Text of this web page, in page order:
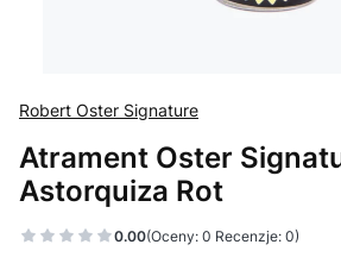
Robert Oster Signature
Atrament Oster
Astorquiza Rot
0.00(Oceny: 0 Recenzje: 0)